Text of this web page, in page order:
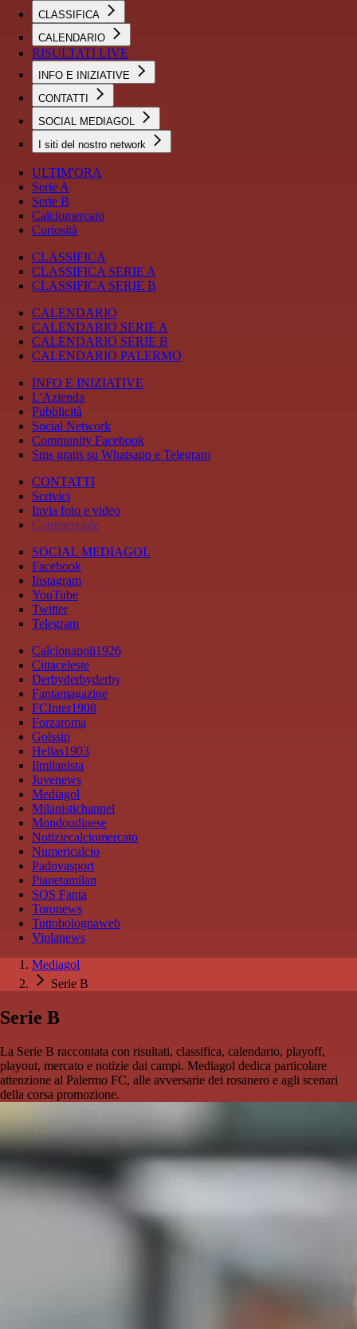
CLASSIFICA
CALENDARIO
RISULTATI LIVE
INFO E INIZIATIVE
CONTATTI
SOCIAL MEDIAGOL
I siti del nostro network
ULTIM'ORA
Serie A
Serie B
Calciomercato
Curiosità
CLASSIFICA
CLASSIFICA SERIE A
CLASSIFICA SERIE B
CALENDARIO
CALENDARIO SERIE A
CALENDARIO SERIE B
CALENDARIO PALERMO
INFO E INIZIATIVE
L'Azienda
Pubblicità
Social Network
Community Facebook
Sms gratis su Whatsapp e Telegram
CONTATTI
Scrivici
Invia foto e video
Commerciale
SOCIAL MEDIAGOL
Facebook
Instagram
YouTube
Twitter
Telegram
Calcionapoli1926
Cittaceleste
Derbyderbyderby
Fantamagazine
FCInter1908
Forzaroma
Golssip
Hellas1903
Ilmilanista
Juvenews
Mediagol
Milanistichannel
Mondoudinese
Notiziecalciomercato
Numericalcio
Padovasport
Pianetamilan
SOS Fanta
Toronews
Tuttobolognaweb
Violanews
Mediagol
Serie B
Serie B
La Serie B raccontata con risultati, classifica, calendario, playoff,
playout, mercato e notizie dai campi. Mediagol dedica particolare
attenzione al Palermo FC, alle avversarie dei rosanero e agli scenari
della corsa promozione.